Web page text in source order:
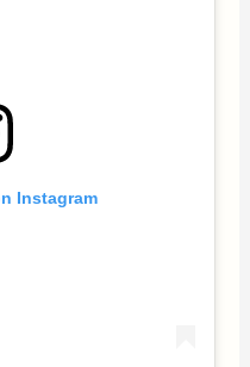
Instagram